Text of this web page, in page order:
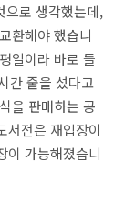
으로 생각했는데,
환해야 했습니
일이라 바로 들
간 줄을 섰다고
을 판매하는 공
서전은 재입장이
이 가능해졌습니